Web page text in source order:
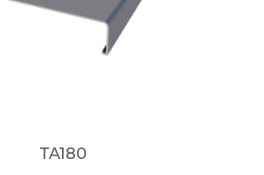
TA180